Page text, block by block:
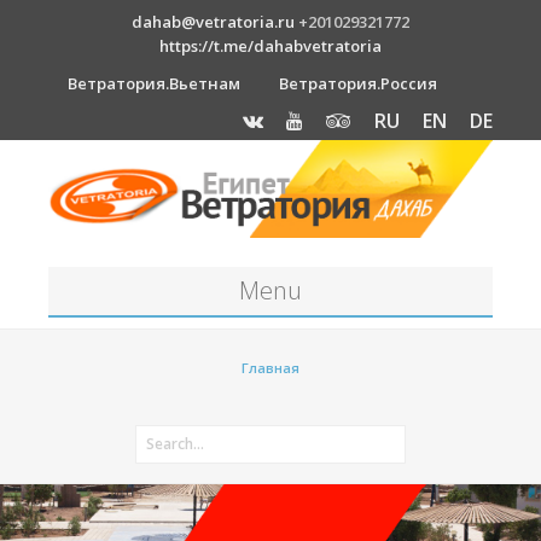
dahab@vetratoria.ru +201029321772
https://t.me/dahabvetratoria
Ветратория.Вьетнам
Ветратория.Россия
RU EN DE
Menu
Как к нам добраться?
Главная